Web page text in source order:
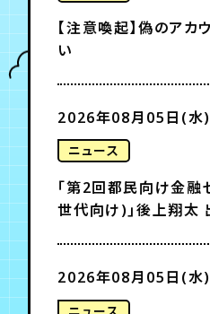
会員登録
チケット
TICKET
お知
FC
【注意喚起】偽のアカ
い
2026年08月05日(水)
ニュース
「第2回都民向け金融
世代向け)｣後上翔太
2026年08月05日(水)
ニュース